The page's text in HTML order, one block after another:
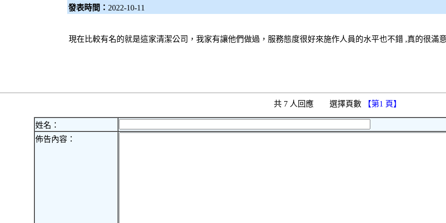
發表時間： 2022-10-11
現在比較有名的就是這家清潔公司，我家有讓他們做過，服務態度很好來施作人員的水平也不錯 ,真的很滿
共 7 人回應 選擇頁數 【第1 頁】
姓名：
佈告內容：